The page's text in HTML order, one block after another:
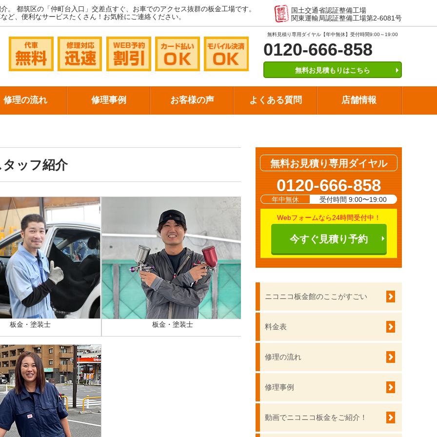
。
都筑区の「仲町台入口」交差点すぐ、お車でのアクセス抜群の板金工場です。
ど、便利なサービスたくさん！お気軽にご連絡ください。
国土交通省認証整備工場
関東運輸局認証整備工場第2-6081号
無料見積り専用ダイヤル【年中無休】受付時間9:00～19:00
0120-666-858
無料お見積もりはこちら
修理の流れ 修理事例 お客様の声 よくある質問 店舗情報
タッフ紹介
板金・塗装士 板金・塗装士
無料お見積り専用ダイヤル
0120-666-858
年中無休 受付時間 9:00〜19:00
Webフォームなら24時間受付中！
今すぐ見積り予約
ニコニコ板金館のここがすごい
料金表
修理の流れ
修理事例
動画でニコニコ板金をご紹介！